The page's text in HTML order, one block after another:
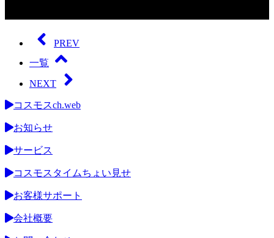
seconds
seconds
PREV
一覧
NEXT
コスモスch.web
お知らせ
サービス
コスモスタイムちょい見せ
お客様サポート
会社概要